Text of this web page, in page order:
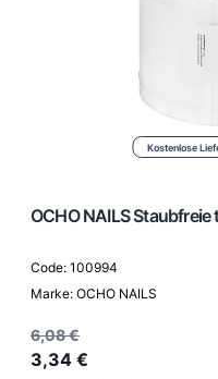
Kostenlose
OCHO NAILS
Code: 100994
Marke: OCHO NAILS
6,08 €
3,34 €